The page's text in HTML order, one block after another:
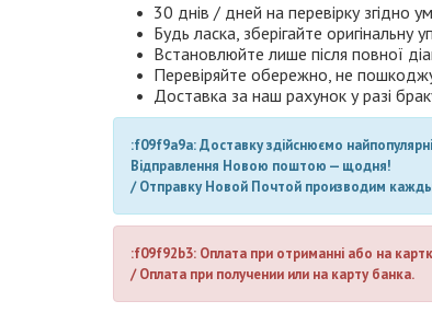
30 днів / дней на перевірку згідно
Будь ласка, зберігайте оригінальну
Встановлюйте лише після повної
Перевіряйте обережно, не
Доставка за наш рахунок у разі
:f09f9a9a: Доставку здійснюємо
Відправлення Новою поштою — щодня!
/ Отправку Новой Почтой производим
:f09f92b3: Оплата при отриманні або на
/ Оплата при получении или на карту банка.